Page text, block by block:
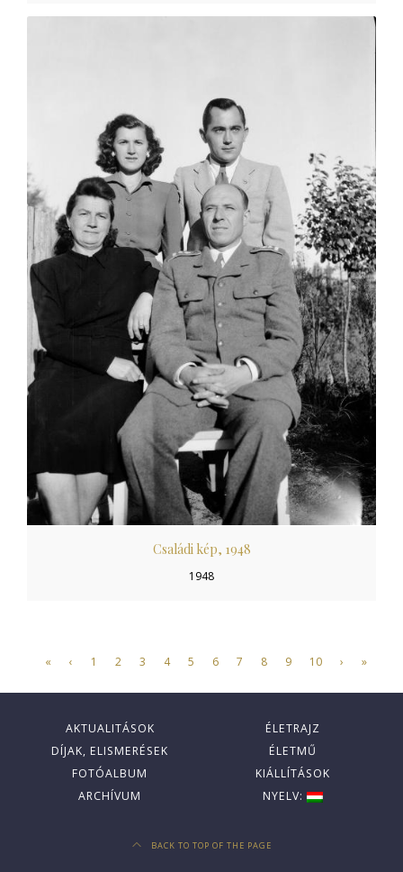
Családi kép, 1948
1948
« ‹ 1 2 3 4 5 6 7 8 9 10 › »
AKTUALITÁSOK
ÉLETRAJZ
DÍJAK, ELISMERÉSEK
ÉLETMŰ
FOTÓALBUM
KIÁLLÍTÁSOK
ARCHÍVUM
NYELV:
BACK TO TOP OF THE PAGE